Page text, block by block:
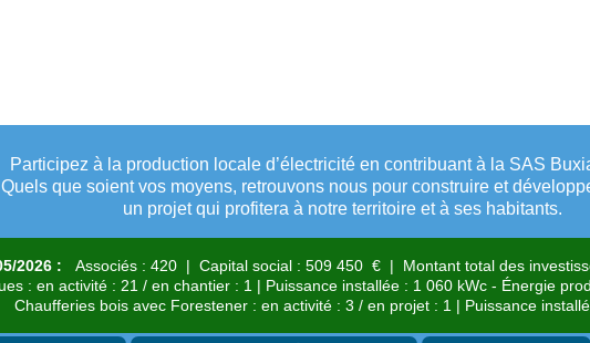
Participez à la production locale d’électricité en contribuant à la SAS
Quels que soient vos moyens, retrouvons nous pour construire et
un projet qui profitera à notre territoire et à ses habitants.
2026 : Associés : 420 | Capital social : 509 450 € | Montant total des
: en activité : 21 / en chantier : 1 | Puissance installée : 1 060 kWc - Énergie
Chaufferies bois avec Forestener : en activité : 3 / en projet : 1 | Puissance